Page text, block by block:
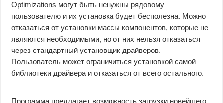
Optimizations могут быть ненужны рядовому
пользователю и их установка будет бесполезна. Можно
отказаться от установки массы компонентов, которые не
являются необходимыми, но от них нельзя отказаться
через стандартный установщик драйверов.
Пользователь может ограничиться установкой самой
библиотеки драйвера и отказаться от всего остального.
Программа предлагает возможность загрузки новейшего